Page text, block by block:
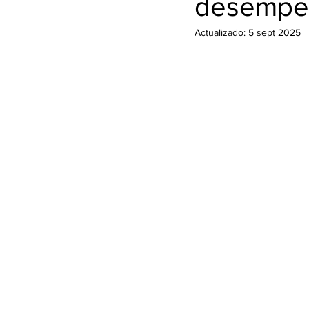
Actualizado: 5 sept 2025